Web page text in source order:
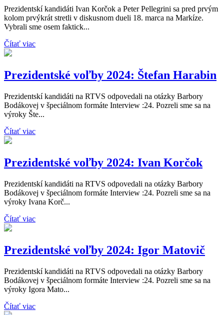
Prezidentskí kandidáti Ivan Korčok a Peter Pellegrini sa pred prvým
kolom prvýkrát stretli v diskusnom dueli 18. marca na Markíze.
Vybrali sme osem faktick...
Čítať viac
Prezidentské voľby 2024: Štefan Harabin
Prezidentskí kandidáti na RTVS odpovedali na otázky Barbory
Bodákovej v špeciálnom formáte Interview :24. Pozreli sme sa na
výroky Šte...
Čítať viac
Prezidentské voľby 2024: Ivan Korčok
Prezidentskí kandidáti na RTVS odpovedali na otázky Barbory
Bodákovej v špeciálnom formáte Interview :24. Pozreli sme sa na
výroky Ivana Korč...
Čítať viac
Prezidentské voľby 2024: Igor Matovič
Prezidentskí kandidáti na RTVS odpovedali na otázky Barbory
Bodákovej v špeciálnom formáte Interview :24. Pozreli sme sa na
výroky Igora Mato...
Čítať viac